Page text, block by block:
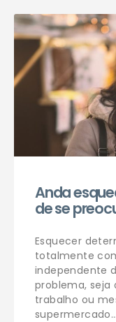
Agendar
Anda
de se
Esquecer
totalmente
independente
problema, seja
trabalho ou
supermercado…